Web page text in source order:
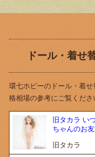
ドール・着せ
環七ホビーのドール・着
格相場の参考にご覧くださ
旧タカラ い
ちゃんのお
旧タカラ